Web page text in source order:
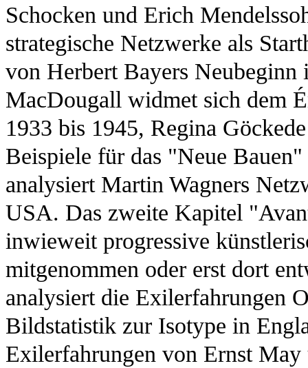
Schocken und Erich
strategische Netzwerke als
von Herbert Bayers
MacDougall widmet sich dem
1933 bis 1945, Regina
Beispiele für das "Neue
analysiert Martin Wagners
USA. Das zweite Kapitel
inwieweit progressive
mitgenommen oder erst dort
analysiert die Exilerfahrungen
Bildstatistik zur Isotype in
Exilerfahrungen von Ernst